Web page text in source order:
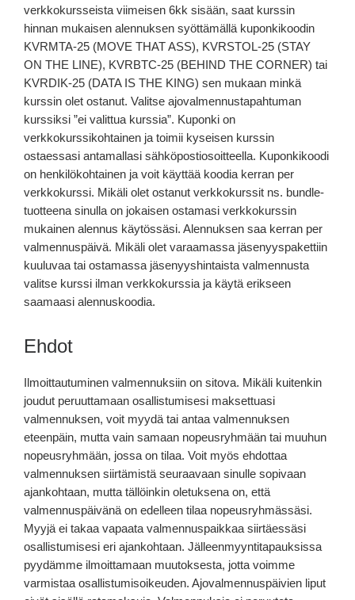
verkkokursseista viimeisen 6kk sisään, saat kurssin
hinnan mukaisen alennuksen syöttämällä kuponkikoodin
KVRMTA-25 (MOVE THAT ASS), KVRSTOL-25 (STAY
ON THE LINE), KVRBTC-25 (BEHIND THE CORNER) tai
KVRDIK-25 (DATA IS THE KING) sen mukaan minkä
kurssin olet ostanut. Valitse ajovalmennustapahtuman
kurssiksi ”ei valittua kurssia”. Kuponki on
verkkokurssikohtainen ja toimii kyseisen kurssin
ostaessasi antamallasi sähköpostiosoitteella. Kuponkikoodi
on henkilökohtainen ja voit käyttää koodia kerran per
verkkokurssi. Mikäli olet ostanut verkkokurssit ns. bundle-
tuotteena sinulla on jokaisen ostamasi verkkokurssin
mukainen alennus käytössäsi. Alennuksen saa kerran per
valmennuspäivä. Mikäli olet varaamassa jäsenyyspakettiin
kuuluvaa tai ostamassa jäsenyyshintaista valmennusta
valitse kurssi ilman verkkokurssia ja käytä erikseen
saamaasi alennuskoodia.
Ehdot
Ilmoittautuminen valmennuksiin on sitova. Mikäli kuitenkin
joudut peruuttamaan osallistumisesi maksettuasi
valmennuksen, voit myydä tai antaa valmennuksen
eteenpäin, mutta vain samaan nopeusryhmään tai muuhun
nopeusryhmään, jossa on tilaa. Voit myös ehdottaa
valmennuksen siirtämistä seuraavaan sinulle sopivaan
ajankohtaan, mutta tällöinkin oletuksena on, että
valmennuspäivänä on edelleen tilaa nopeusryhmässäsi.
Myyjä ei takaa vapaata valmennuspaikkaa siirtäessäsi
osallistumisesi eri ajankohtaan. Jälleenmyyntitapauksissa
pyydämme ilmoittamaan muutoksesta, jotta voimme
varmistaa osallistumisoikeuden. Ajovalmennuspäivien liput